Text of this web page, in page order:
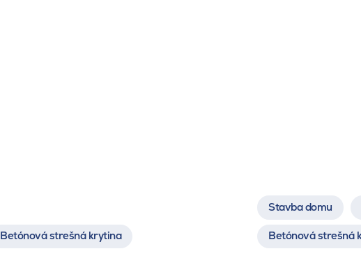
Betónová strešná krytina
Stavba domu
Betónová strešná